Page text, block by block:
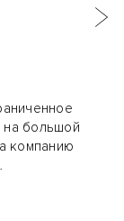
на большой
компанию